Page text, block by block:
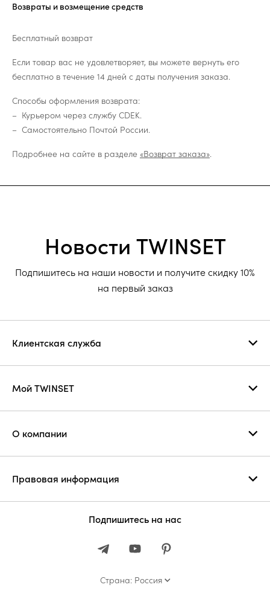
Возвраты и возмещение средств
Бесплатный возврат
Если товар вас не удовлетворяет, вы можете вернуть его
бесплатно в течение 14 дней с даты получения заказа.
Способы оформления возврата:
Курьером через службу CDEK.
Самостоятельно Почтой России.
Подробнее на сайте в разделе «Возврат заказа».
Новости TWINSET
Подпишитесь на наши новости и получите скидку 10%
на первый заказ
Клиентская служба
Мой TWINSET
О компании
Правовая информация
Подпишитесь на нас
Страна: Россия